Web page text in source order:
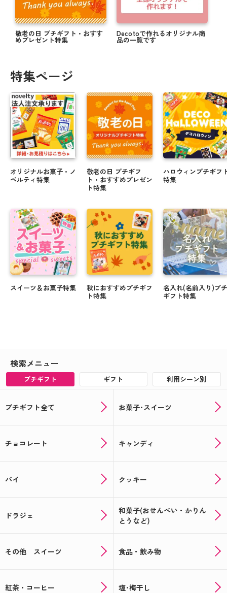
敬老の日 プチギフト・おすす
めプレゼント特集
Decotoで作れるオリジナル商
品の一覧です
特集ページ
オリジナルお菓子・ノ
ベルティ特集
スイーツ＆お菓子特集
敬老の日 プチギフ
ト・おすすめプレゼン
ト特集
秋におすすめプチギフ
ト特集
ハロウィンプチギフ
特集
名入れ(名前入り)プチ
ギフト特集
検索メニュー
プチギフト ギフト 利用シーン別
プチギフト全て お菓子･スイーツ
チョコレート キャンディ
パイ クッキー
ドラジェ
和菓子(おせんべい・かりん
とうなど)
その他 スイーツ 食品・飲み物
紅茶・コーヒー 塩･梅干し